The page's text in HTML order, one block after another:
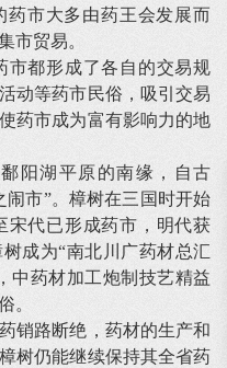
药市大多由药王会发展而
市贸易。
都形成了各自的交易规
动等药市民俗，吸引交易
药市成为富有影响力的地
湖平原的南缘，自古
闹市”。樟树在三国时开始
宋代已形成药市，明代获
成为“南北川广药材总汇
中药材加工炮制技艺精益
。
路断绝，药材的生产和
树仍能继续保持其全省药